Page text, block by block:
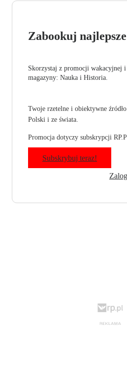
Zabookuj
Skorzystaj z promocji wakacyjnej
magazyny: Nauka i Historia.
Twoje rzetelne i obiektywne
Polski i ze świata.
Promocja dotyczy subskrypcji
Subskrybuj teraz!